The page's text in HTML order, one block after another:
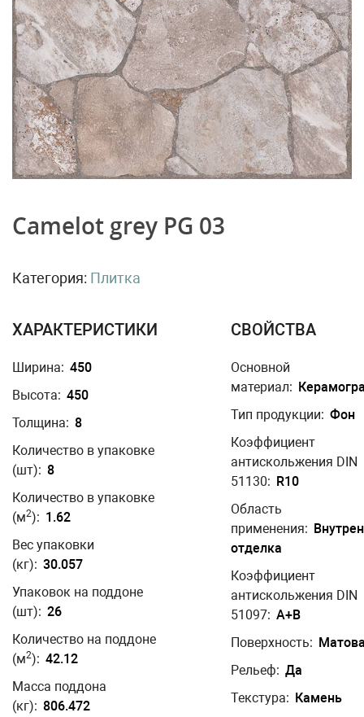
Camelot grey PG 03
Категория: Плитка
ХАРАКТЕРИСТИКИ
Ширина: 450
Высота: 450
Толщина: 8
Количество в упаковке
(шт): 8
Количество в упаковке
(м2): 1.62
Вес упаковки
(кг): 30.057
Упаковок на поддоне
(шт): 26
Количество на поддоне
(м2): 42.12
Масса поддона
(кг): 806.472
СВОЙСТВА
Основной
материал:
Тип продукции: Фон
Коэффициент
антискольжения DIN
51130: R10
Область
применения:
отделка
Коэффициент
антискольжения DIN
51097: A+B
Поверхность:
Рельеф: Да
Текстура: Камень